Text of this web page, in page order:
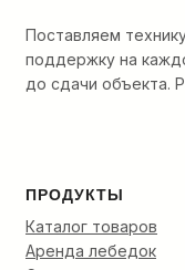
Поставляем
поддержку на
до сдачи объекта.
ПРОДУКТЫ
Каталог товаров
Аренда лебедок